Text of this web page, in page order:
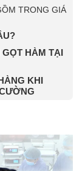
TRONG GIÁ
HÀM TẠI
KHI